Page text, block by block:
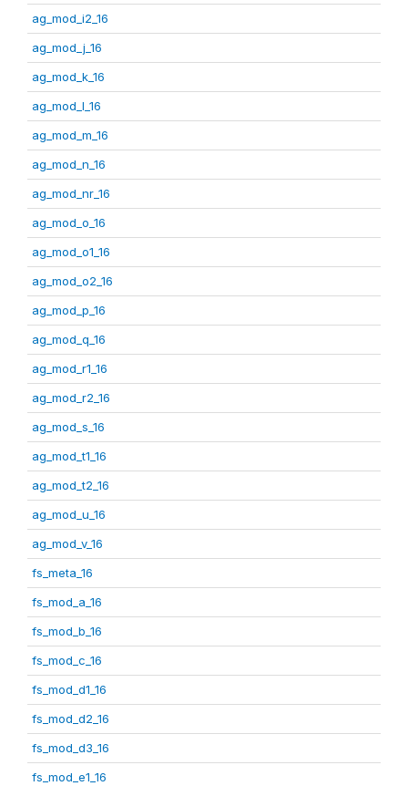
ag_mod_i2_16
ag_mod_j_16
ag_mod_k_16
ag_mod_l_16
ag_mod_m_16
ag_mod_n_16
ag_mod_nr_16
ag_mod_o_16
ag_mod_o1_16
ag_mod_o2_16
ag_mod_p_16
ag_mod_q_16
ag_mod_r1_16
ag_mod_r2_16
ag_mod_s_16
ag_mod_t1_16
ag_mod_t2_16
ag_mod_u_16
ag_mod_v_16
fs_meta_16
fs_mod_a_16
fs_mod_b_16
fs_mod_c_16
fs_mod_d1_16
fs_mod_d2_16
fs_mod_d3_16
fs_mod_e1_16